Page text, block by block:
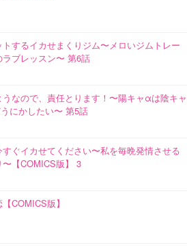
するイカせまくりジム〜メロいジムトレー
ブレッスン〜 第6話
なので、責任とります！〜陽キャαは陰キャ
にかしたい〜 第5話
ぐイカせてください〜私を毎晩発情させる
〜【COMICS版】 3
COMICS版】